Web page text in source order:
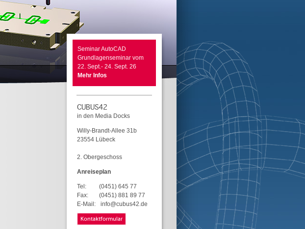
Seminar AutoCAD
Grundlagenseminar vom
22. Sept.- 24. Sept. 26
Mehr Infos
CUBUS42
in den Media Docks
Willy-Brandt-Allee 31b
23554 Lübeck
2. Obergeschoss
Anreiseplan
Tel:
(0451) 645 77
Fax:
(0451) 881 89 77
E-Mail:
info@cubus42.de
Kontaktformular